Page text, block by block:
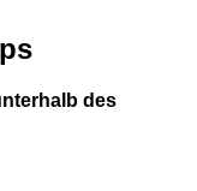
des